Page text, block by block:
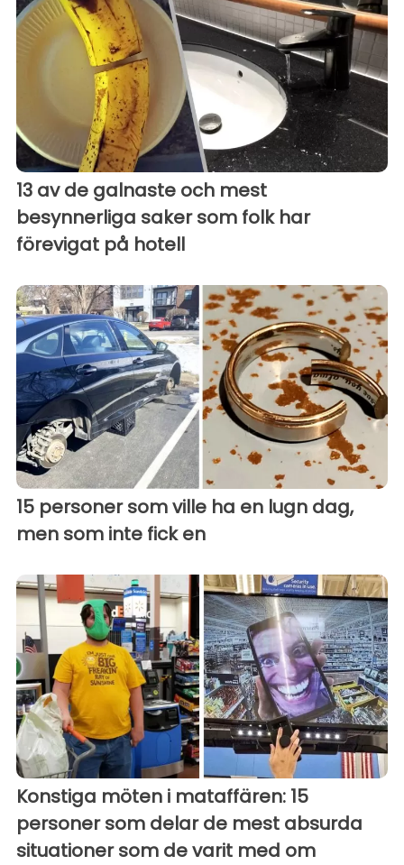
13 av de galnaste och mest
besynnerliga saker som folk har
förevigat på hotell
15 personer som ville ha en lugn dag,
men som inte fick en
Konstiga möten i mataffären: 15
personer som delar de mest absurda
situationer som de varit med om